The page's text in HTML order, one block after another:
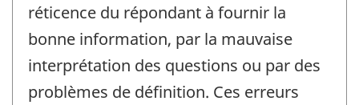
réticence du répondant à fournir la
bonne information, par la mauvaise
interprétation des questions ou par des
problèmes de définition. Ces erreurs